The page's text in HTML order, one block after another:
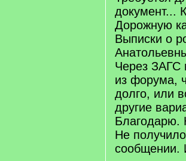
документ...
Дорожную
Выписки о
Через ЗАГС
из форума,
долго, или
другие
Благодарю.
Не
сообщении.